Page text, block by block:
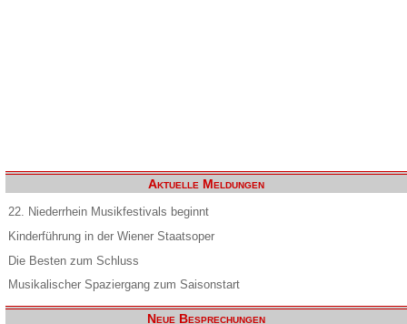
Aktuelle Meldungen
22. Niederrhein Musikfestivals beginnt
Kinderführung in der Wiener Staatsoper
Die Besten zum Schluss
Musikalischer Spaziergang zum Saisonstart
Neue Besprechungen